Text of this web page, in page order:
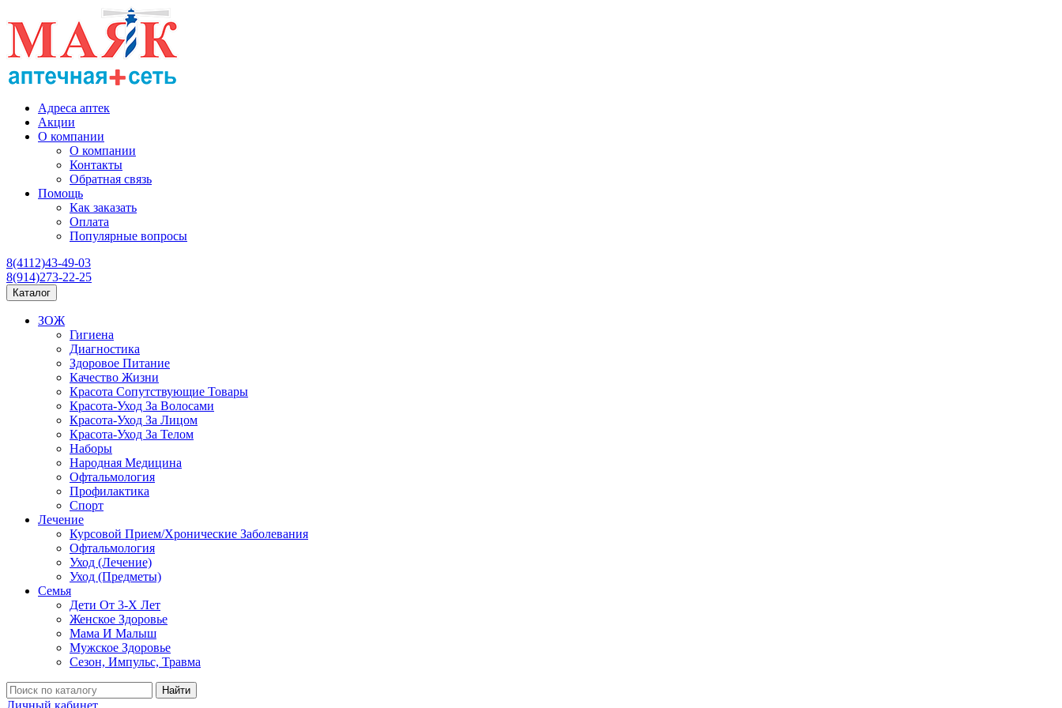
Адреса аптек
Акции
О компании
О компании
Контакты
Обратная связь
Помощь
Как заказать
Оплата
Популярные вопросы
8(4112)43-49-03
8(914)273-22-25
Каталог
ЗОЖ
Гигиена
Диагностика
Здоровое Питание
Качество Жизни
Красота Сопутствующие Товары
Красота-Уход За Волосами
Красота-Уход За Лицом
Красота-Уход За Телом
Наборы
Народная Медицина
Офтальмология
Профилактика
Спорт
Лечение
Курсовой Прием/Хронические Заболевания
Офтальмология
Уход (Лечение)
Уход (Предметы)
Семья
Дети От 3-Х Лет
Женское Здоровье
Мама И Малыш
Мужское Здоровье
Сезон, Импульс, Травма
Найти
Личный кабинет